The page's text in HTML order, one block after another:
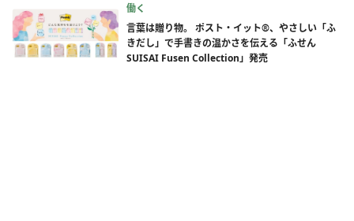
働く
言葉は贈り物。 ポスト・イット®、やさしい「ふ
きだし」で手書きの温かさを伝える「ふせん
SUISAI Fusen Collection」発売